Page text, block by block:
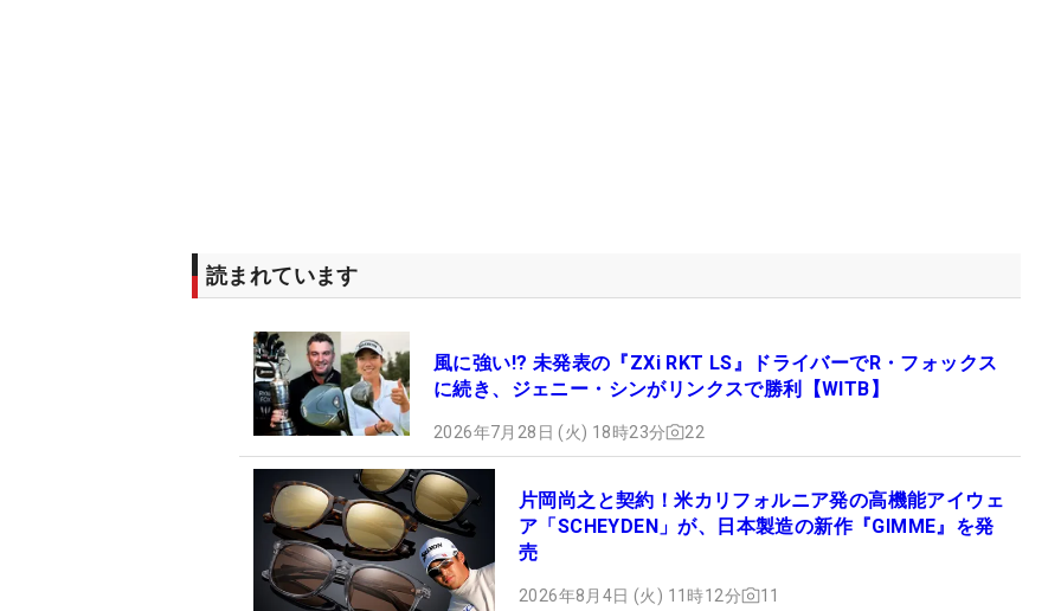
読まれています
風に強い!? 未発表の『ZXi RKT LS』ドライバーでR・フォックス
に続き、ジェニー・シンがリンクスで勝利【WITB】
2026年7月28日 (火) 18時23分 22
片岡尚之と契約！米カリフォルニア発の高機能アイウェ
ア「SCHEYDEN」が、日本製造の新作『GIMME』を発
売
2026年8月4日 (火) 11時12分 11